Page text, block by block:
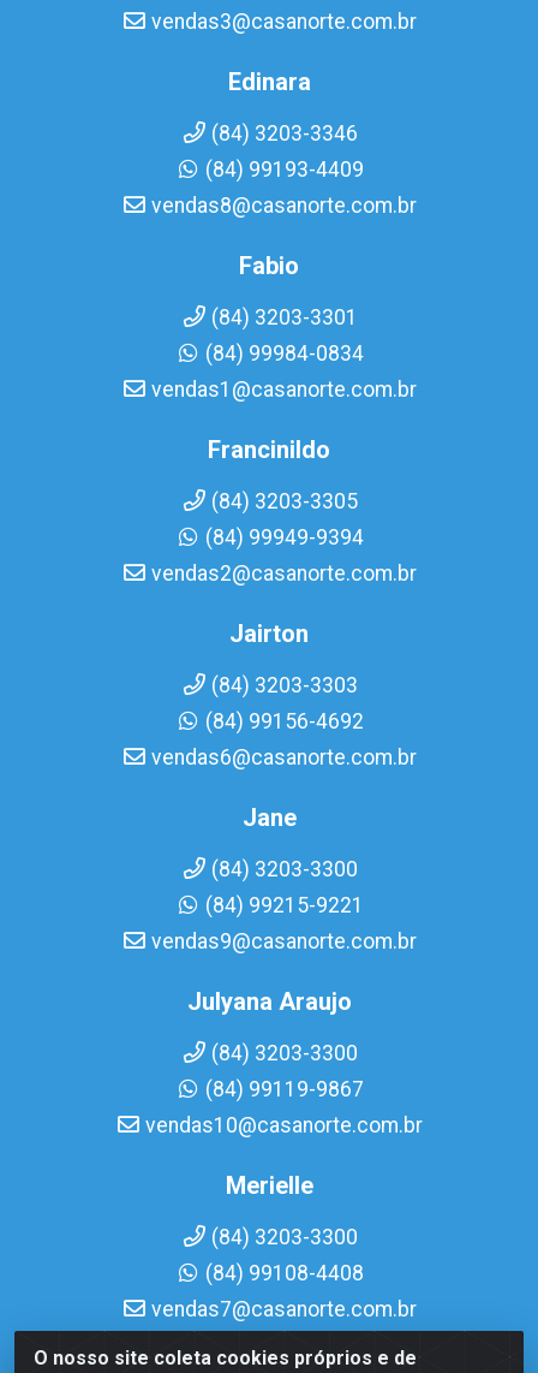
O nosso site coleta cookies próprios e de
vendas3@casanorte.com.br
Edinara
(84) 3203-3346
(84) 99193-4409
vendas8@casanorte.com.br
Fabio
(84) 3203-3301
(84) 99984-0834
vendas1@casanorte.com.br
Francinildo
(84) 3203-3305
(84) 99949-9394
vendas2@casanorte.com.br
Jairton
(84) 3203-3303
(84) 99156-4692
vendas6@casanorte.com.br
Jane
(84) 3203-3300
(84) 99215-9221
vendas9@casanorte.com.br
Julyana Araujo
(84) 3203-3300
(84) 99119-9867
vendas10@casanorte.com.br
Merielle
(84) 3203-3300
(84) 99108-4408
vendas7@casanorte.com.br